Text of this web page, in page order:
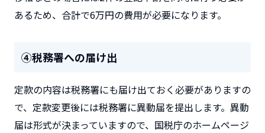
あるため、合計で6万円の費用が必要になります。
④税務署への届け出
定款の内容は税務署にも届け出ておく必要がありますの
で、定款変更後には税務署に異動届を提出します。異動
届は形式が決まっていますので、国税庁のホームページ